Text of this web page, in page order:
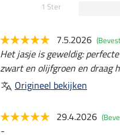
1 Ster
7.5.2026
Het jasje is geweldig:
zwart en olijfgroen en draag
Origineel bekijken
29.4.2026
-